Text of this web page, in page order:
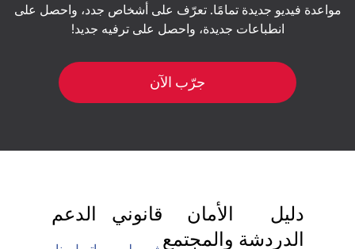
الارتياح.
مواعدة فيديو جديدة تمامًا. تعرّف على أشخاص جدد، واحصل على
انطباعات جديدة، واحصل على ترفيه جديد!
جرّب الآن
دليل
الدردشة
الأمان
والمجتمع
قانوني الدعم